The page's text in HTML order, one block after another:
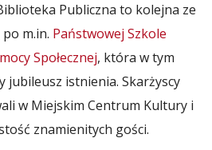
Publiczna to kolejna ze
m.in. Państwowej Szkole
Społecznej, która w tym
jubileusz istnienia. Skarżyscy
w Miejskim Centrum Kultury i
znamienitych gości.